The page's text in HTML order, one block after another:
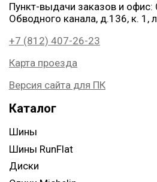
Пункт-выдачи заказов и офис:
Обводного канала, д.136, к. 1,
+7 (812) 407-26-23
Карта проезда
Версия сайта для ПК
Каталог
Шины
Шины RunFlat
Диски